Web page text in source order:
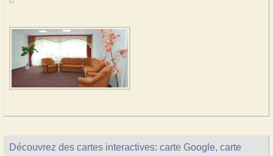
Découvrez des cartes interactives: carte Google, carte